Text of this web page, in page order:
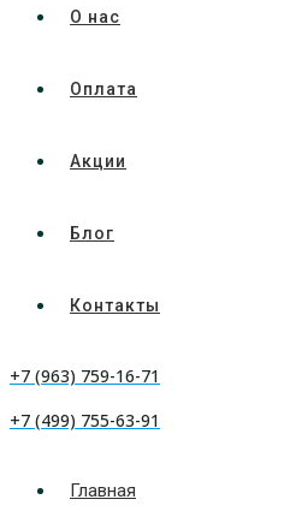
О нас
Оплата
Акции
Блог
Контакты
+7 (963) 759-16-71
+7 (499) 755-63-91
Главная